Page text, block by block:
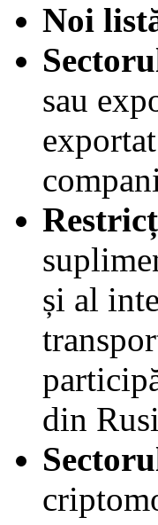
Noi
sau
și al
din